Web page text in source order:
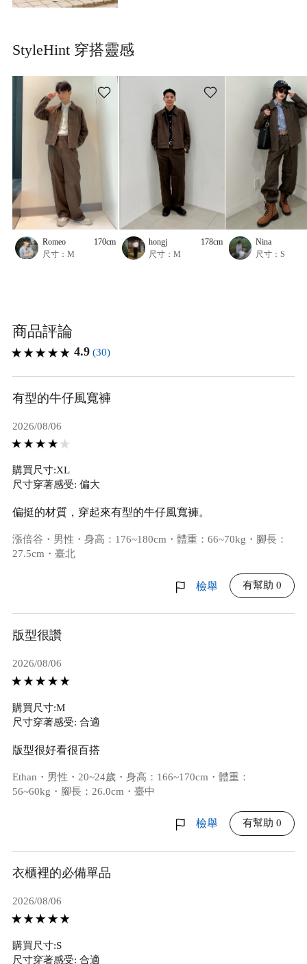
StyleHint 穿搭靈感
Romeo
170cm
尺寸：M
hongj
178cm
尺寸：M
Nina
尺寸：S
商品評論
4.9 (30)
有型的牛仔風寬褲
2026/08/06
購買尺寸:XL
尺寸穿著感受: 偏大
偏挺的材質，穿起來有型的牛仔風寬褲。
漲倍谷・男性・身高：176~180cm・體重：66~70kg・腳長：
27.5cm・臺北
檢舉 有幫助 0
版型很讚
2026/08/06
購買尺寸:M
尺寸穿著感受: 合適
版型很好看很百搭
Ethan・男性・20~24歲・身高：166~170cm・體重：
56~60kg・腳長：26.0cm・臺中
檢舉 有幫助 0
衣櫃裡的必備單品
2026/08/06
購買尺寸:S
尺寸穿著感受: 合適